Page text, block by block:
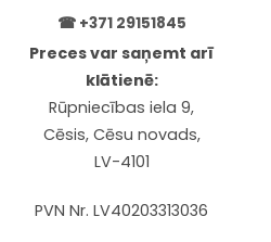
☎ +371 29151845
Preces var saņemt arī
klātienē:
Rūpniecības iela 9,
Cēsis, Cēsu novads,
LV-4101
PVN Nr. LV40203313036